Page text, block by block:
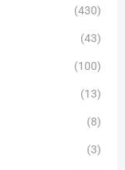
(430)
(43)
(100)
(13)
(8)
(3)